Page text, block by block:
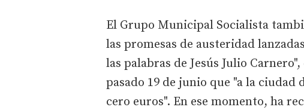
El Grupo Municipal Socialista
las promesas de austeridad
las palabras de Jesús Julio
pasado 19 de junio que "a la ciudad
cero euros". En ese momento, ha